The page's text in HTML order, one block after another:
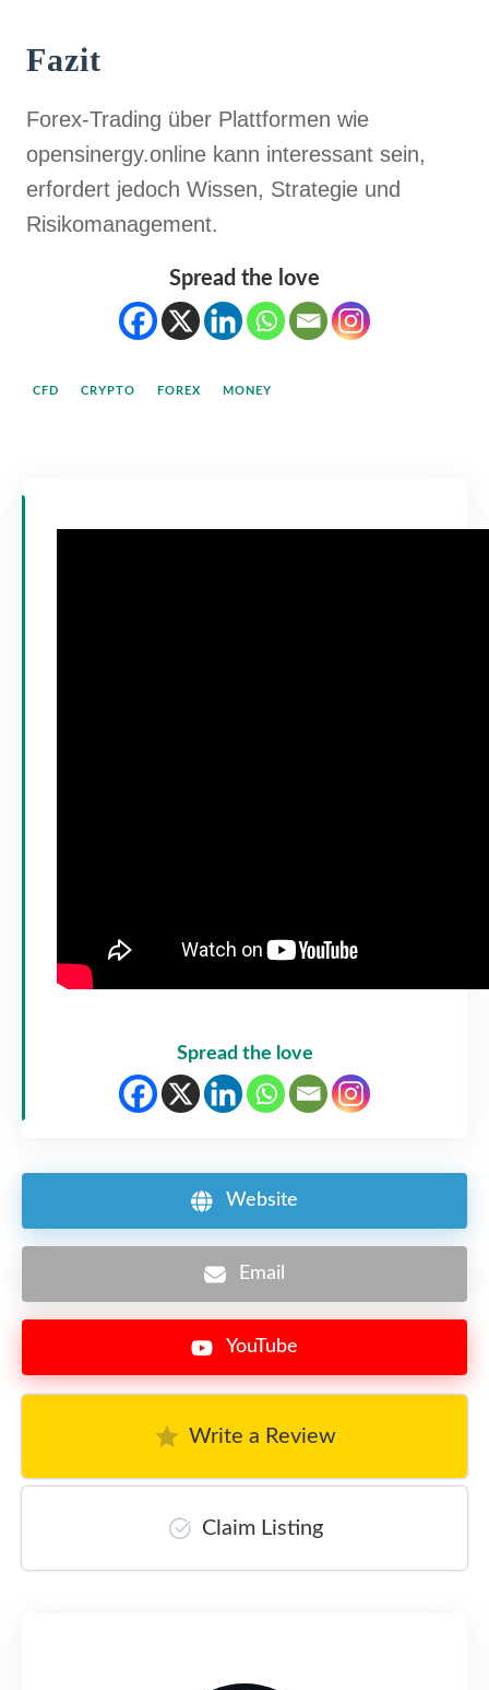
Fazit
Forex-Trading über Plattformen wie
opensinergy.online kann interessant sein,
erfordert jedoch Wissen, Strategie und
Risikomanagement.
Spread the love
CFD CRYPTO FOREX MONEY
Spread the love
Website
Email
YouTube
Write a Review
Claim Listing